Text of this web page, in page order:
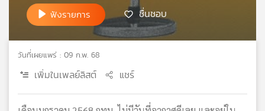
เครือ
ข่าย
ฟังรายการ ชื่นชอบ
วันที่เผยแพร่ : 09 ก.พ. 68
เพิ่มในเพลย์ลิสต์ แชร์